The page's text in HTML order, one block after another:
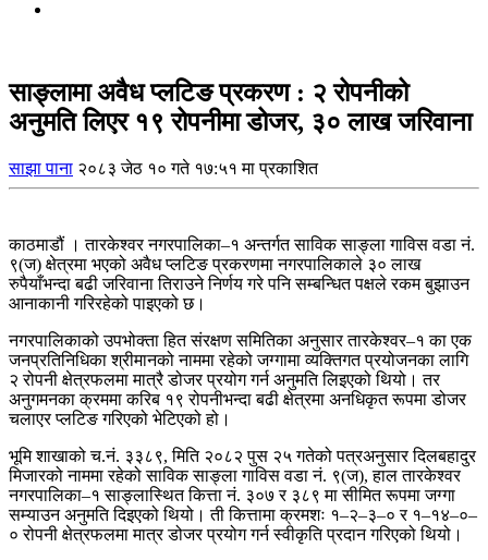
साङ्लामा अवैध प्लटिङ प्रकरण : २ रोपनीको
अनुमति लिएर १९ रोपनीमा डोजर, ३० लाख जरिवाना
साझा पाना २०८३ जेठ १० गते १७:५१ मा प्रकाशित
काठमाडौं । तारकेश्वर नगरपालिका–१ अन्तर्गत साविक साङ्ला गाविस वडा नं.
९(ज) क्षेत्रमा भएको अवैध प्लटिङ प्रकरणमा नगरपालिकाले ३० लाख
रुपैयाँभन्दा बढी जरिवाना तिराउने निर्णय गरे पनि सम्बन्धित पक्षले रकम बुझाउन
आनाकानी गरिरहेको पाइएको छ।
नगरपालिकाको उपभोक्ता हित संरक्षण समितिका अनुसार तारकेश्वर–१ का एक
जनप्रतिनिधिका श्रीमानको नाममा रहेको जग्गामा व्यक्तिगत प्रयोजनका लागि
२ रोपनी क्षेत्रफलमा मात्रै डोजर प्रयोग गर्न अनुमति लिइएको थियो। तर
अनुगमनका क्रममा करिब १९ रोपनीभन्दा बढी क्षेत्रमा अनधिकृत रूपमा डोजर
चलाएर प्लटिङ गरिएको भेटिएको हो।
भूमि शाखाको च.नं. ३३८९, मिति २०८२ पुस २५ गतेको पत्रअनुसार दिलबहादुर
मिजारको नाममा रहेको साविक साङ्ला गाविस वडा नं. ९(ज), हाल तारकेश्वर
नगरपालिका–१ साङ्लास्थित कित्ता नं. ३०७ र ३८९ मा सीमित रूपमा जग्गा
सम्याउन अनुमति दिइएको थियो। ती कित्तामा क्रमशः १–२–३–० र १–१४–०–
० रोपनी क्षेत्रफलमा मात्र डोजर प्रयोग गर्न स्वीकृति प्रदान गरिएको थियो।